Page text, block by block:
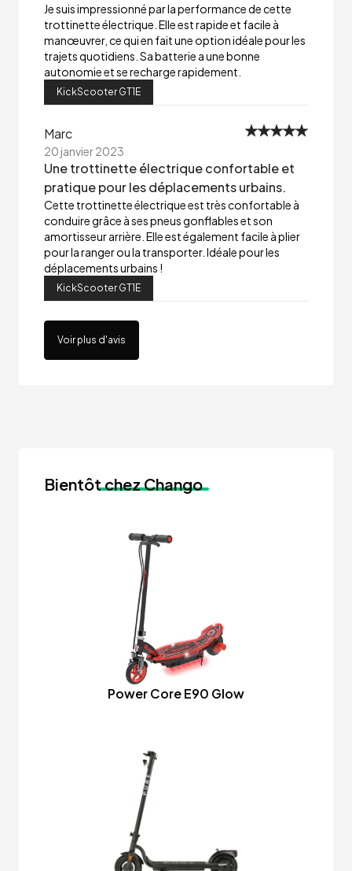
Je suis impressionné par la performance de cette
trottinette électrique. Elle est rapide et facile à
manœuvrer, ce qui en fait une option idéale pour les
trajets quotidiens. Sa batterie a une bonne
autonomie et se recharge rapidement.
KickScooter GT1E
Marc
20 janvier 2023
Une trottinette électrique confortable et
pratique pour les déplacements urbains.
Cette trottinette électrique est très confortable à
conduire grâce à ses pneus gonflables et son
amortisseur arrière. Elle est également facile à plier
pour la ranger ou la transporter. Idéale pour les
déplacements urbains !
KickScooter GT1E
Voir plus d'avis
Bientôtchez Chango
Power Core E90 Glow